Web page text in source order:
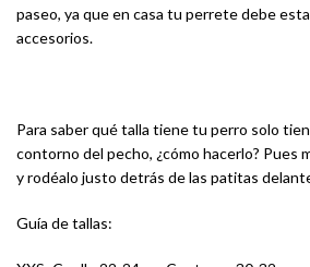
paseo, ya que en casa tu perrete debe
accesorios.
Para saber qué talla tiene tu perro solo
contorno del pecho, ¿cómo hacerlo? Pues
y rodéalo justo detrás de las patitas
Guía de tallas: